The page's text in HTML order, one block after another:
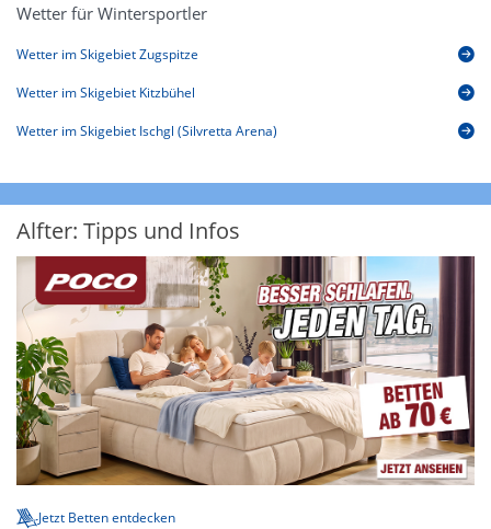
Wetter für Wintersportler
Wetter im Skigebiet Zugspitze
Wetter im Skigebiet Kitzbühel
Wetter im Skigebiet Ischgl (Silvretta Arena)
Alfter: Tipps und Infos
Jetzt Betten entdecken